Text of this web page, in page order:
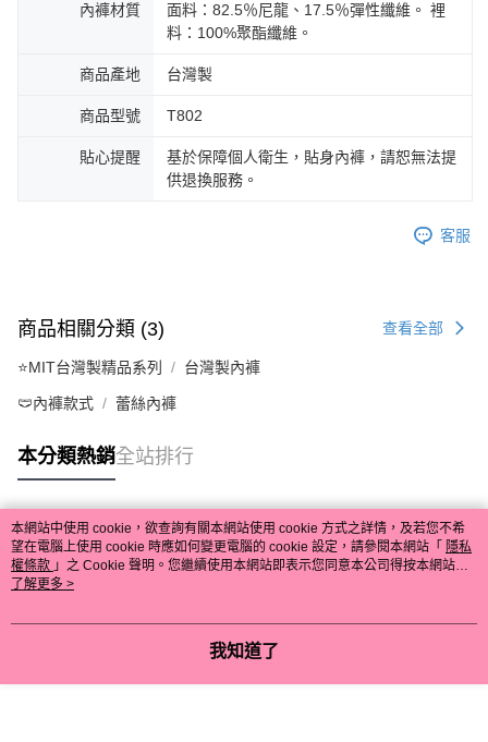
內褲材質
面料：82.5％尼龍、17.5％彈性纖維。 裡
料：100%聚酯纖維。
商品產地 台灣製
商品型號 T802
貼心提醒
基於保障個人衛生，貼身內褲，請恕無法提
供退換服務。
客服
商品相關分類 (3) 查看全部
⭐MIT台灣製精品系列 台灣製內褲
🩲內褲款式 蕾絲內褲
本分類熱銷全站排行
熱門標籤
本網站中使用 cookie，欲查詢有關本網站使用 cookie 方式之詳情，及若您不希
望在電腦上使用 cookie 時應如何變更電腦的 cookie 設定，請參閱本網站「 隱私
權條款 」之 Cookie 聲明。您繼續使用本網站即表示您同意本公司得按本網站使
用條款之 Cookie 聲明使用 cookie。
了解更多 >
我知道了